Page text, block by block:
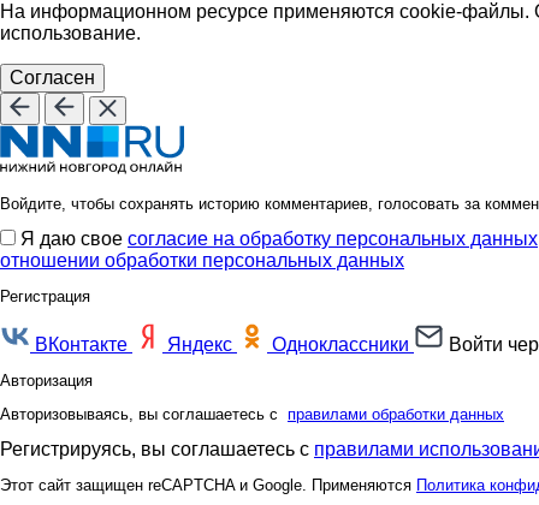
На информационном ресурсе применяются cookie-файлы.
использование.
Согласен
Войдите, чтобы сохранять историю комментариев, голосовать за
Я даю свое согласие на обработку персональных данных
отношении обработки персональных данных
Регистрация
ВКонтакте Яндекс Одноклассники Войти
Авторизация
Авторизовываясь, вы соглашаетесь с правилами обработки данных
Регистрируясь, вы соглашаетесь с правилами
Этот сайт защищен reCAPTCHA и Google. Применяются Политика